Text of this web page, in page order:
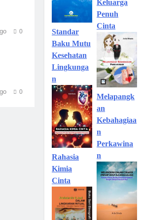
0
0
Standar
Baku Mutu
Kesehatan
Lingkunga
n
Rahasia
Kimia
Cinta
Keluarga
Penuh
Cinta
Melapangk
an
Kebahagiaa
n
Perkawina
n